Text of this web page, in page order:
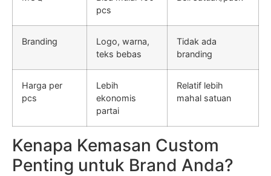
pcs
Branding
Logo, warna,
teks bebas
Tidak ada
branding
Harga per
pcs
Lebih
ekonomis
partai
Relatif lebih
mahal satuan
Kenapa Kemasan Custom
Penting untuk Brand Anda?